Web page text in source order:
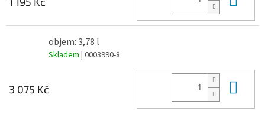
objem: 3,78 l
Skladem | 0003990-8
3 075 Kč